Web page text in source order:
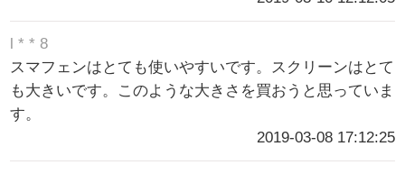
l * * 8
スマフェンはとても使いやすいです。スクリーンはとて
も大きいです。このような大きさを買おうと思っていま
す。
2019-03-08 17:12:25